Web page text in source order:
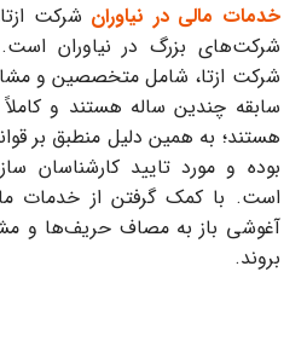
خدمات مالی در نیاوران شرکت
شرکت‌های بزرگ در نیاوران است.
شرکت ازتا، شامل متخصصین و
سابقه چندین ساله هستند و
هستند؛ به همین دلیل منطبق بر
بوده و مورد تایید کارشناسان
است. با کمک گرفتن از خدمات
آغوشی باز به مصاف حریف‌ها و
بروند.